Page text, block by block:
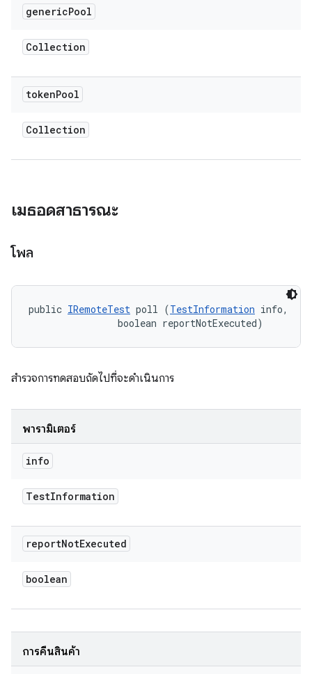
genericPool
Collection
tokenPool
Collection
เมธอดสาธารณะ
โพล
public IRemoteTest poll (TestInformation info,
                boolean reportNotExecuted)
สำรวจการทดสอบถัดไปที่จะดำเนินการ
พารามิเตอร์
info
TestInformation
reportNotExecuted
boolean
การคืนสินค้า